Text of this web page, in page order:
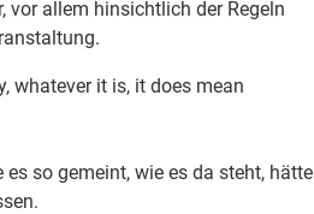
allem hinsichtlich der Regeln
whatever it is, it does mean
so gemeint, wie es da steht, hätte